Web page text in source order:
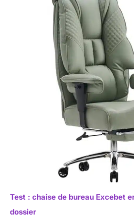
Test : chaise de bureau Excebet
dossier